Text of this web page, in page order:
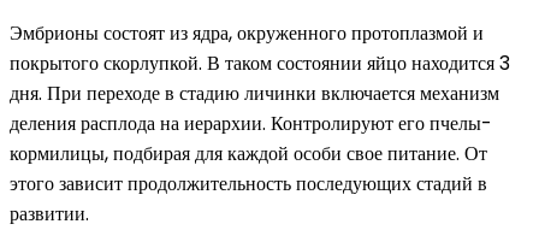
Эмбрионы состоят из ядра, окруженного протоплазмой и
покрытого скорлупкой. В таком состоянии яйцо находится 3
дня. При переходе в стадию личинки включается механизм
деления расплода на иерархии. Контролируют его пчелы-
кормилицы, подбирая для каждой особи свое питание. От
этого зависит продолжительность последующих стадий в
развитии.